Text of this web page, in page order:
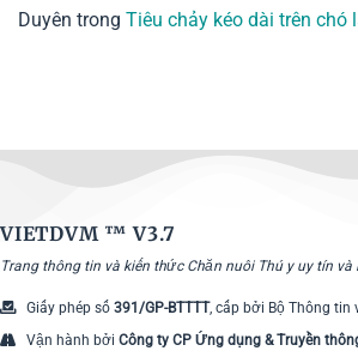
Duyên trong Tiêu chảy kéo dài trên chó
VIETDVM ™V3.7
Trang thông tin và kiến thức Chăn nuôi Thú y uy tín
Giấy phép số 391/GP-BTTTT, cấp bởi Bộ Thông tin
Vận hành bởi Công ty CP Ứng dụng & Truyền